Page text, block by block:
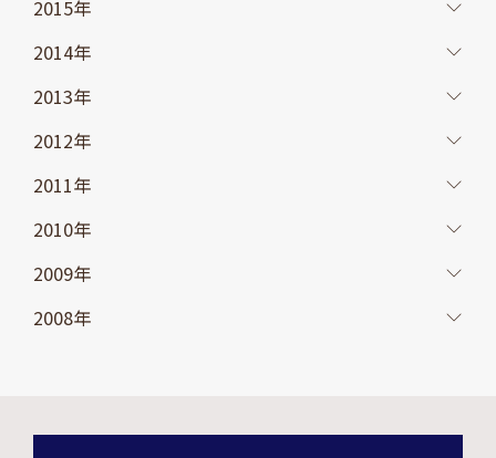
2015年
2014年
2013年
2012年
2011年
2010年
2009年
2008年